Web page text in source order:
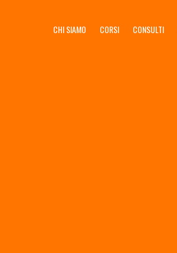
CHI SIAMO CORSI CONSULTI